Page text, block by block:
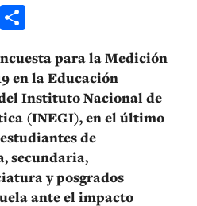
Email
para la Medición
en la Educación
Instituto Nacional de
(INEGI), en el último
de
secundaria,
y posgrados
ante el impacto